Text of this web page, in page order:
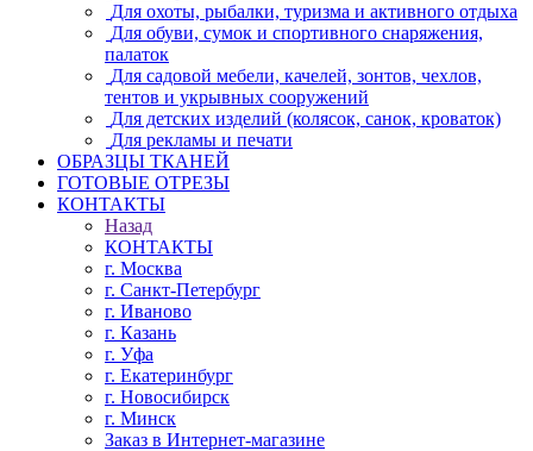
Для охоты, рыбалки, туризма и активного отдыха
Для обуви, сумок и спортивного снаряжения,
палаток
Для садовой мебели, качелей, зонтов, чехлов,
тентов и укрывных сооружений
Для детских изделий (колясок, санок, кроваток)
Для рекламы и печати
ОБРАЗЦЫ ТКАНЕЙ
ГОТОВЫЕ ОТРЕЗЫ
КОНТАКТЫ
Назад
КОНТАКТЫ
г. Москва
г. Санкт-Петербург
г. Иваново
г. Казань
г. Уфа
г. Екатеринбург
г. Новосибирск
г. Минск
Заказ в Интернет-магазине